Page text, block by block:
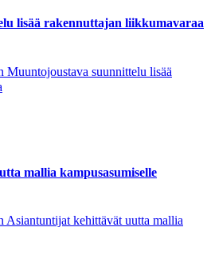
lisää rakennuttajan liikkumavaraa
Muuntojoustava suunnittelu lisää
mallia kampusasumiselle
Asiantuntijat kehittävät uutta mallia